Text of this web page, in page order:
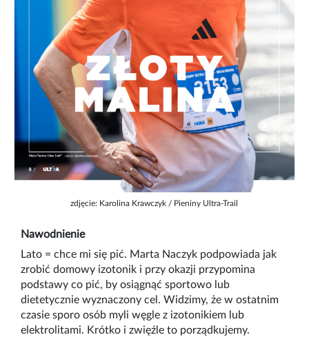
zdjęcie: Karolina Krawczyk / Pieniny Ultra-Trail
Nawodnienie
Lato = chce mi się pić. Marta Naczyk podpowiada jak
zrobić domowy izotonik i przy okazji przypomina
podstawy co pić, by osiągnąć sportowo lub
dietetycznie wyznaczony cel. Widzimy, że w ostatnim
czasie sporo osób myli węgle z izotonikiem lub
elektrolitami. Krótko i zwięźle to porządkujemy.